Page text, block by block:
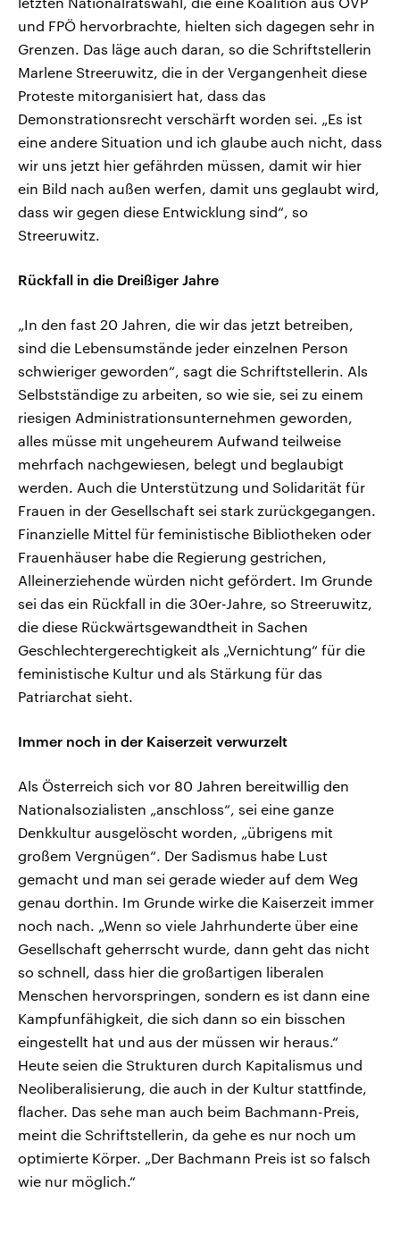
und FPÖ hervorbrachte, hielten sich dagegen sehr in
Grenzen. Das läge auch daran, so die Schriftstellerin
Marlene Streeruwitz, die in der Vergangenheit diese
Proteste mitorganisiert hat, dass das
Demonstrationsrecht verschärft worden sei. „Es ist
eine andere Situation und ich glaube auch nicht, dass
wir uns jetzt hier gefährden müssen, damit wir hier
ein Bild nach außen werfen, damit uns geglaubt wird,
dass wir gegen diese Entwicklung sind“, so
Streeruwitz.
Rückfall in die Dreißiger Jahre
„In den fast 20 Jahren, die wir das jetzt betreiben,
sind die Lebensumstände jeder einzelnen Person
schwieriger geworden“, sagt die Schriftstellerin. Als
Selbstständige zu arbeiten, so wie sie, sei zu einem
riesigen Administrationsunternehmen geworden,
alles müsse mit ungeheurem Aufwand teilweise
mehrfach nachgewiesen, belegt und beglaubigt
werden. Auch die Unterstützung und Solidarität für
Frauen in der Gesellschaft sei stark zurückgegangen.
Finanzielle Mittel für feministische Bibliotheken oder
Frauenhäuser habe die Regierung gestrichen,
Alleinerziehende würden nicht gefördert. Im Grunde
sei das ein Rückfall in die 30er-Jahre, so Streeruwitz,
die diese Rückwärtsgewandtheit in Sachen
Geschlechtergerechtigkeit als „Vernichtung“ für die
feministische Kultur und als Stärkung für das
Patriarchat sieht.
Immer noch in der Kaiserzeit verwurzelt
Als Österreich sich vor 80 Jahren bereitwillig den
Nationalsozialisten „anschloss“, sei eine ganze
Denkkultur ausgelöscht worden, „übrigens mit
großem Vergnügen“. Der Sadismus habe Lust
gemacht und man sei gerade wieder auf dem Weg
genau dorthin. Im Grunde wirke die Kaiserzeit immer
noch nach. „Wenn so viele Jahrhunderte über eine
Gesellschaft geherrscht wurde, dann geht das nicht
so schnell, dass hier die großartigen liberalen
Menschen hervorspringen, sondern es ist dann eine
Kampfunfähigkeit, die sich dann so ein bisschen
eingestellt hat und aus der müssen wir heraus.“
Heute seien die Strukturen durch Kapitalismus und
Neoliberalisierung, die auch in der Kultur stattfinde,
flacher. Das sehe man auch beim Bachmann-Preis,
meint die Schriftstellerin, da gehe es nur noch um
optimierte Körper. „Der Bachmann Preis ist so falsch
wie nur möglich.“